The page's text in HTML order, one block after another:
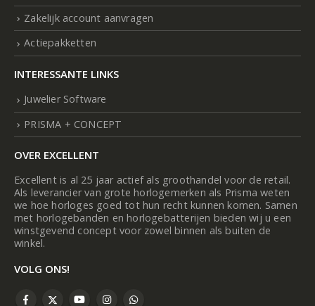
Zakelijk account aanvragen
Actiepakketten
INTERESSANTE LINKS
Juwelier Software
PRISMA + CONCEPT
OVER EXCELLENT
Excellent is al 25 jaar actief als groothandel voor de retail.
Als leverancier van grote horlogemerken als Prisma weten
we hoe horloges goed tot hun recht kunnen komen. Samen
met horlogebanden en horlogebatterijen bieden wij u een
winstgevend concept voor zowel binnen als buiten de
winkel.
VOLG ONS!